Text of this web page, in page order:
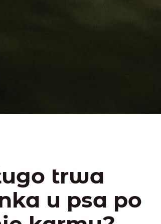
trwa
u psa po